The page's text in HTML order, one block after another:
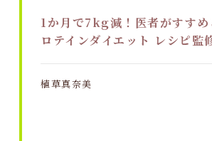
1か月で7kg減！医者がすすめ
ロテインダイエット レシピ監
植草真奈美